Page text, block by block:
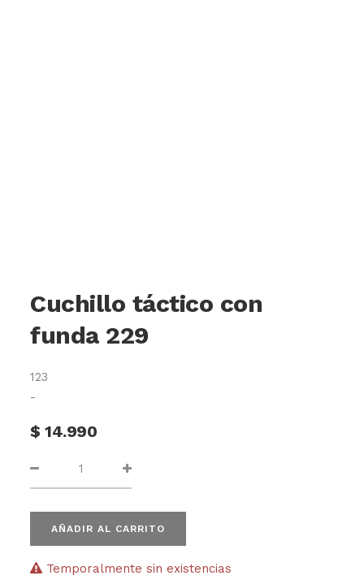
Cuchillo táctico con
funda 229
123
-
$14.990
AÑADIR AL CARRITO
Temporalmente sin existencias